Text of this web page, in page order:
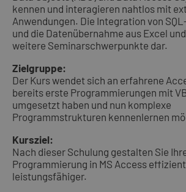
kennen und interagieren nahtlos mit
Anwendungen. Die Integration von
und die Datenübernahme aus Excel
weitere Seminarschwerpunkte dar.
Zielgruppe:
Der Kurs wendet sich an erfahrene
bereits erste Programmierungen mit
umgesetzt haben und nun komplexe
Programmstrukturen kennenlernen
Kursziel:
Nach dieser Schulung gestalten Sie
Programmierung in MS Access
leistungsfähiger.